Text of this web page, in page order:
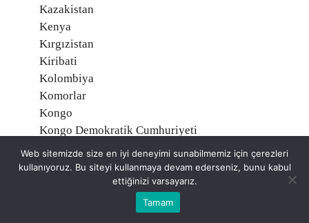
Kazakistan
Kenya
Kırgızistan
Kiribati
Kolombiya
Komorlar
Kongo
Kongo Demokratik Cumhuriyeti
Kosova
Kosta Rika
Web sitemizde size en iyi deneyimi sunabilmemiz için çerezleri
kullanıyoruz. Bu siteyi kullanmaya devam ederseniz, bunu kabul
ettiğinizi varsayarız.
Tamam